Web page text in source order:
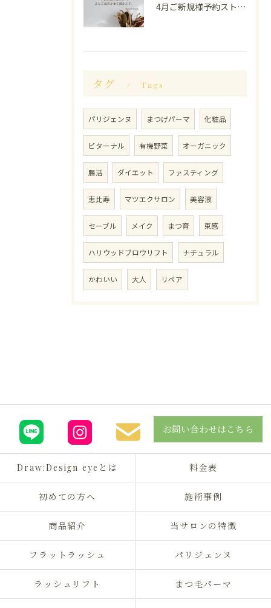
4月ご新規様予約ストップしております。
タグ Tags
パリジェンヌ まつげパーマ 化粧品
ビターナル 有機野菜 オーガニック
腸活 ダイエット ファスティング
恵比寿 マツエクサロン 美容液
セーブル メイク まつ育 束感
ハリウッドブロウリフト ナチュラル
かわいい 大人 リペア
お問い合わせはこちら
Draw:Design eyeとは 料金表
初めての方へ 施術事例
商品紹介 当サロンの特徴
フラットラッシュ パリジェンヌ
ラッシュリフト まつ毛パーマ